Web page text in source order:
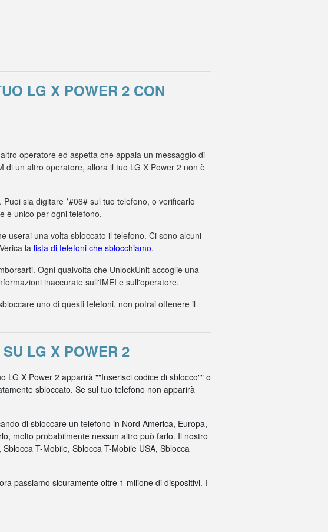
LG X POWER 2 CON
operatore ed aspetta che appaia un messaggio di
un altro operatore, allora il tuo LG X Power 2 non è
sia digitare *#06# sul tuo telefono, o verificarlo
è unico per ogni telefono.
userai una volta sbloccato il telefono. Ci sono alcuni
la lista di telefoni che sblocchiamo.
Ogni qualvolta che UnlockUnit accoglie una
inaccurate sull'IMEI e sull'operatore.
uno di questi telefoni, non potrai ottenere il
LG X POWER 2
LG X Power 2 apparirà ""Inserisci codice di sblocco"" o
sbloccato. Se sul tuo telefono non apparirà
di sbloccare un telefono in Nord America, Europa,
molto probabilmente nessun altro può farlo. Il nostro
T-Mobile, Sblocca T-Mobile USA, Sblocca
passiamo sicuramente oltre 1 milione di dispositivi. I